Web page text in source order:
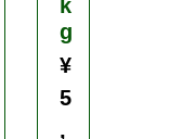
k
g
¥
5
,